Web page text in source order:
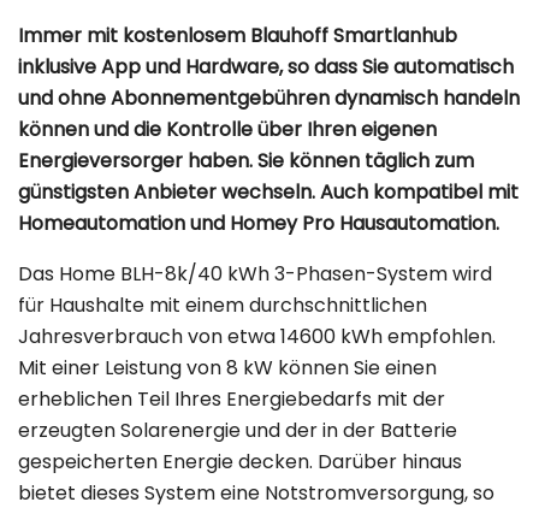
Immer mit kostenlosem Blauhoff Smartlanhub
inklusive App und Hardware, so dass Sie automatisch
und ohne Abonnementgebühren dynamisch handeln
können und die Kontrolle über Ihren eigenen
Energieversorger haben. Sie können täglich zum
günstigsten Anbieter wechseln. Auch kompatibel mit
Homeautomation und Homey Pro Hausautomation.
Das Home BLH-8k/40 kWh 3-Phasen-System wird
für Haushalte mit einem durchschnittlichen
Jahresverbrauch von etwa 14600 kWh empfohlen.
Mit einer Leistung von 8 kW können Sie einen
erheblichen Teil Ihres Energiebedarfs mit der
erzeugten Solarenergie und der in der Batterie
gespeicherten Energie decken. Darüber hinaus
bietet dieses System eine Notstromversorgung, so